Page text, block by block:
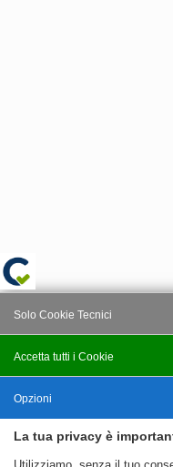
La tua privacy è
Accetta tutti i Cookie
Solo Cookie Tecnici
Salva
Opzioni
Nascondi Opzioni